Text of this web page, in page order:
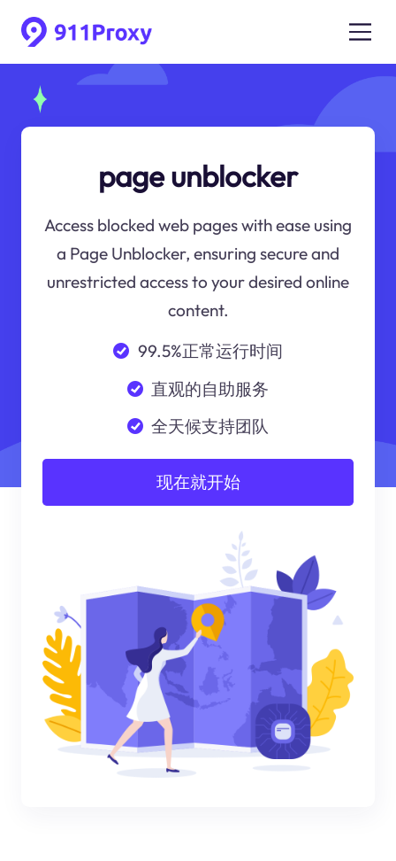
page unblocker
Access blocked web pages with ease using
a Page Unblocker, ensuring secure and
unrestricted access to your desired online
content.
99.5%正常运行时间
直观的自助服务
全天候支持团队
现在就开始